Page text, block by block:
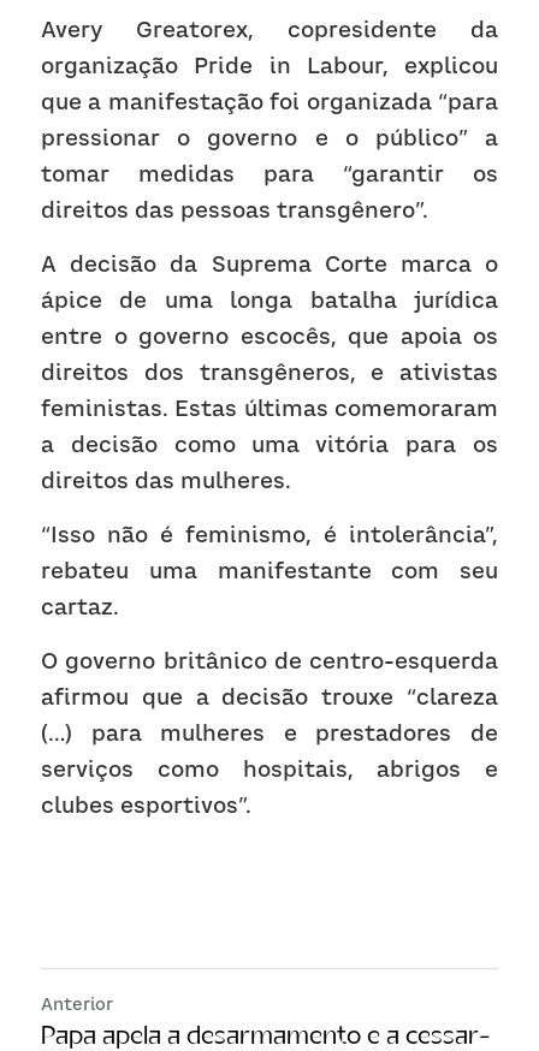
Avery Greatorex, copresidente da
organização Pride in Labour, explicou
que a manifestação foi organizada “para
pressionar o governo e o público” a
tomar medidas para “garantir os
direitos das pessoas transgênero”.
A decisão da Suprema Corte marca o
ápice de uma longa batalha jurídica
entre o governo escocês, que apoia os
direitos dos transgêneros, e ativistas
feministas. Estas últimas comemoraram
a decisão como uma vitória para os
direitos das mulheres.
“Isso não é feminismo, é intolerância”,
rebateu uma manifestante com seu
cartaz.
O governo britânico de centro-esquerda
afirmou que a decisão trouxe “clareza
(…) para mulheres e prestadores de
serviços como hospitais, abrigos e
clubes esportivos”.
Anterior
Papa apela a desarmamento e a cessar-